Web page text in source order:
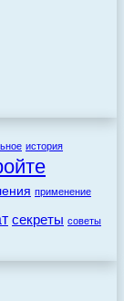
история
применение
секреты советы